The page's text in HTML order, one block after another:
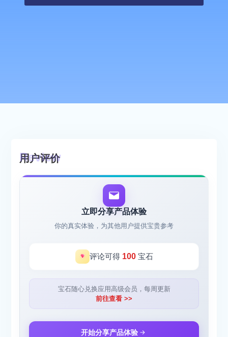
用户评价
立即分享产品体验
你的真实体验，为其他用户提供宝贵参考
评论可得 100宝石
宝石随心兑换应用高级会员，每周更新
前往查看 >>
开始分享产品体验